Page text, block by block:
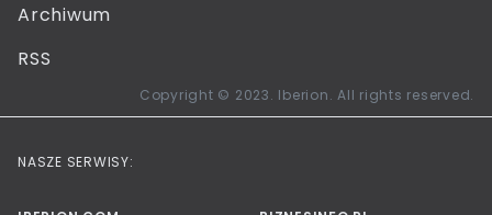
Archiwum
RSS
Copyright © 2023. Iberion. All rights reserved.
NASZE SERWISY: